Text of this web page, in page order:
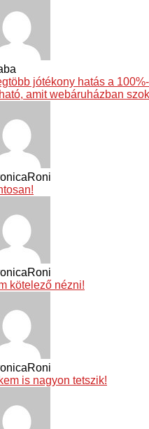
jótékony hatás a
amit webáruházban
kötelező nézni!
is nagyon tetszik!